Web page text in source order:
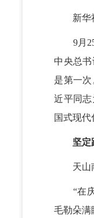
新华
9月25
中央总
是第一
近平同
国式现代
坚定
天山南
“在庆
毛勒朵满